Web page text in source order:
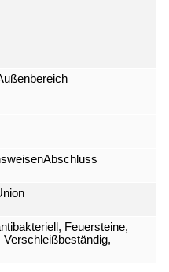
Abschluss
Feuersteine,